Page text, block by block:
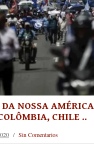
DA NOSSA
CHILE ..
Sin Comentarios